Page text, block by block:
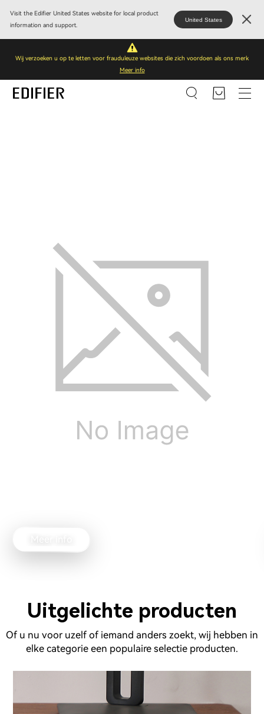
Visit the Edifier United States website for local product
information and support.
United States
Wij verzoeken u op te letten voor frauduleuze websites die zich voordoen als ons merk
Meer info
Uitgelichte producten
Of u nu voor uzelf of iemand anders zoekt, wij hebben in
elke categorie een populaire selectie producten.